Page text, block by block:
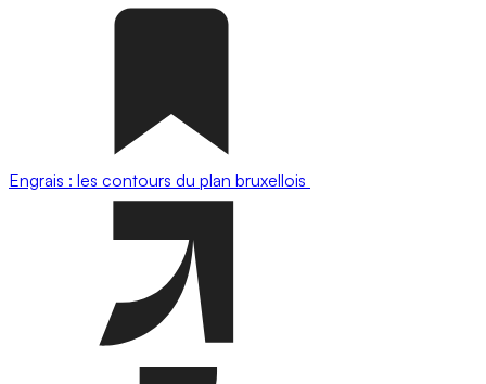
Engrais : les contours du plan bruxellois